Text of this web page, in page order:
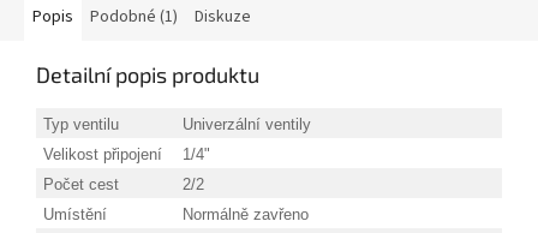
Popis Podobné (1) Diskuze
Detailní popis produktu
Typ ventilu
Univerzální ventily
Velikost připojení
1/4"
Počet cest
2/2
Umístění
Normálně zavřeno